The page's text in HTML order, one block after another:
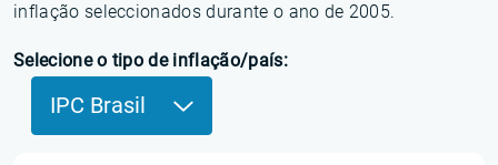
inflação seleccionados durante o ano de 2005.
Selecione o tipo de inflação/país:
IPC Brasil